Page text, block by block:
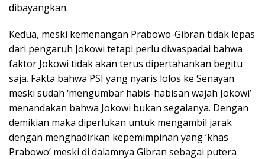
dibayangkan.
Kedua, meski kemenangan Prabowo-Gibran tidak lepas
dari pengaruh Jokowi tetapi perlu diwaspadai bahwa
faktor Jokowi tidak akan terus dipertahankan begitu
saja. Fakta bahwa PSI yang nyaris lolos ke Senayan
meski sudah ‘mengumbar habis-habisan wajah Jokowi’
menandakan bahwa Jokowi bukan segalanya. Dengan
demikian maka diperlukan untuk mengambil jarak
dengan menghadirkan kepemimpinan yang ‘khas
Prabowo’ meski di dalamnya Gibran sebagai putera